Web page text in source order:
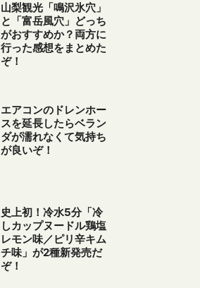
山梨観光「鳴沢氷穴」
と「富岳風穴」どっち
がおすすめか？両方に
行った感想をまとめた
ぞ！
エアコンのドレンホー
スを延長したらベラン
ダが濡れなくて気持ち
が良いぞ！
史上初！冷水5分「冷
しカップヌードル鶏塩
レモン味／ピリ辛キム
チ味」が2種新発売だ
ぞ！